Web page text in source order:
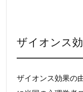
ザイオンス
ザイオンス効果の